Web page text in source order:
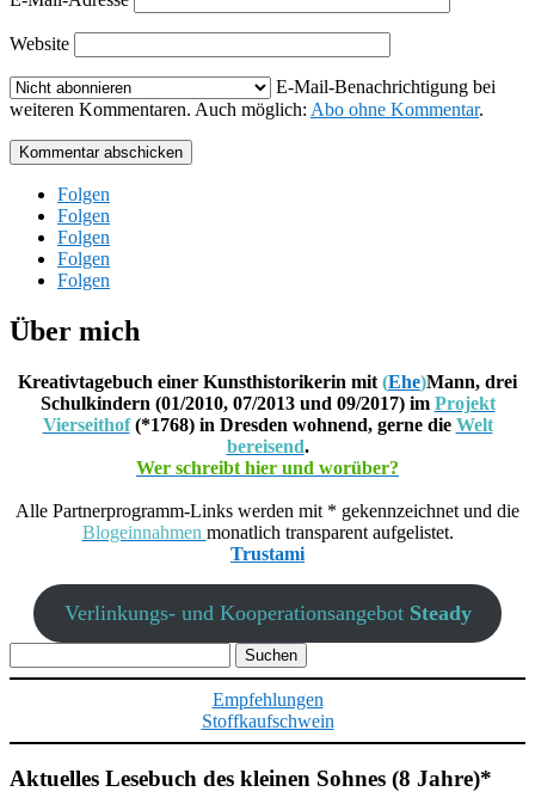
Website
E-Mail-Benachrichtigung bei
weiteren Kommentaren. Auch möglich: Abo ohne Kommentar.
Kommentar abschicken
Folgen
Folgen
Folgen
Folgen
Folgen
Über mich
Kreativtagebuch einer Kunsthistorikerin mit (Ehe)Mann, drei
Schulkindern (01/2010, 07/2013 und 09/2017) im Projekt
Vierseithof(*1768) in Dresden wohnend, gerne die Welt
bereisend.
Wer schreibt hier und worüber?
Alle Partnerprogramm-Links werden mit * gekennzeichnet und die
Blogeinnahmen monatlich transparent aufgelistet.
Trustami
Verlinkungs- und Kooperationsangebot Steady
nach:
Empfehlungen
Stoffkaufschwein
Aktuelles Lesebuch des kleinen Sohnes (8 Jahre)*